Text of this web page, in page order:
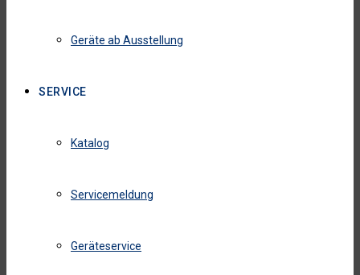
Geräte ab Ausstellung
SERVICE
Katalog
Servicemeldung
Geräteservice